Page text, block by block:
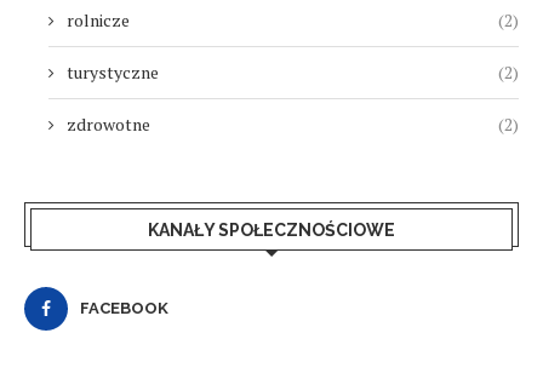
rolnicze (2)
turystyczne (2)
zdrowotne (2)
KANAŁY SPOŁECZNOŚCIOWE
FACEBOOK